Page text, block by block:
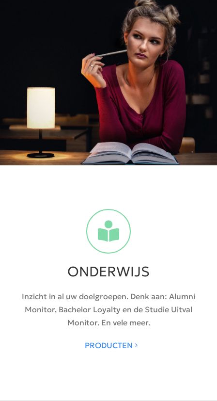
ONDERWIJS
Inzicht in al uw doelgroepen. Denk aan: Alumni
Monitor, Bachelor Loyalty en de Studie Uitval
Monitor. En vele meer.
PRODUCTEN